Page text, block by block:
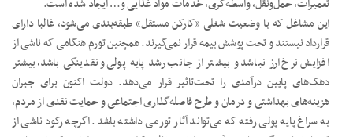
تعمیرات، حمل‌ونقل، واسطه‌گری، خدمات مواد غذایی و… ایجاد شده است.
این مشاغل که با وضعیت شغلی «کارکن مستقل» طبقه‌بندی می‌شود، غالبا دارای
قرارداد نیستند و تحت پوشش بیمه قرار نمی‌گیرند. همچنین تورم هنگامی که ناشی از
افزایش نرخ ارز نباشد و بیشتر از جانب رشد پایه پولی و نقدینگی باشد، بیشتر
دهک‌های پایین درآمدی را تحت‌تاثیر قرار می‌دهد. دولت اکنون برای جبران
هزینه‌های بهداشتی و درمان و طرح فاصله‌گذاری اجتماعی و حمایت نقدی از مردم،
به سراغ پایه پولی رفته که می‌تواند آثار تورمی داشته باشد. اگرچه رکود ناشی از